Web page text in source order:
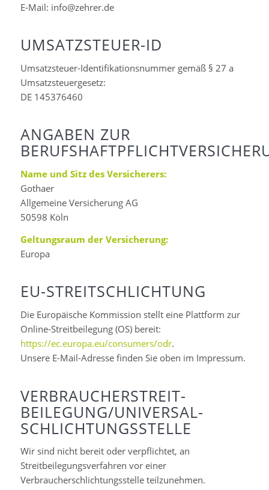
E-Mail: info@zehrer.de
UMSATZSTEUER-ID
Umsatzsteuer-Identifikationsnummer gemäß § 27 a
Umsatzsteuergesetz:
DE 145376460
ANGABEN ZUR
Name und Sitz des Versicherers:
Gothaer
Allgemeine Versicherung AG
50598 Köln
Geltungsraum der Versicherung:
Europa
EU-STREITSCHLICHTUNG
Die Europäische Kommission stellt eine Plattform zur
Online-Streitbeilegung (OS) bereit:
https://ec.europa.eu/consumers/odr.
Unsere E-Mail-Adresse finden Sie oben im Impressum.
VERBRAUCHER­STREIT­
BEILEGUNG/UNIVERSAL­
SCHLICHTUNGS­STELLE
Wir sind nicht bereit oder verpflichtet, an
Streitbeilegungsverfahren vor einer
Verbraucherschlichtungsstelle teilzunehmen.